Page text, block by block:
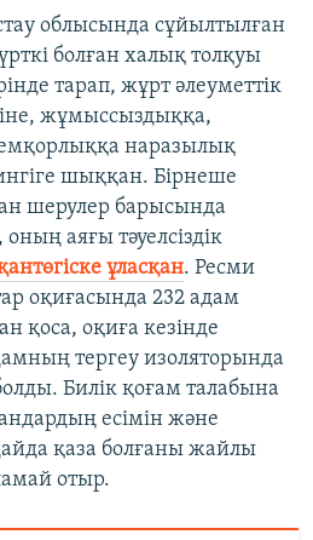
облысында сұйылтылған
болған халық толқуы
тарап, жұрт әлеуметтік
жұмыссыздыққа,
наразылық
шыққан. Бірнеше
шерулер барысында
оның аяғы тәуелсіздік
антөгіске ұласқан. Ресми
оқиғасында 232 адам
қоса, оқиға кезінде
тергеу изоляторында
Билік қоғам талабына
есімін және
қаза болғаны жайлы
отыр.